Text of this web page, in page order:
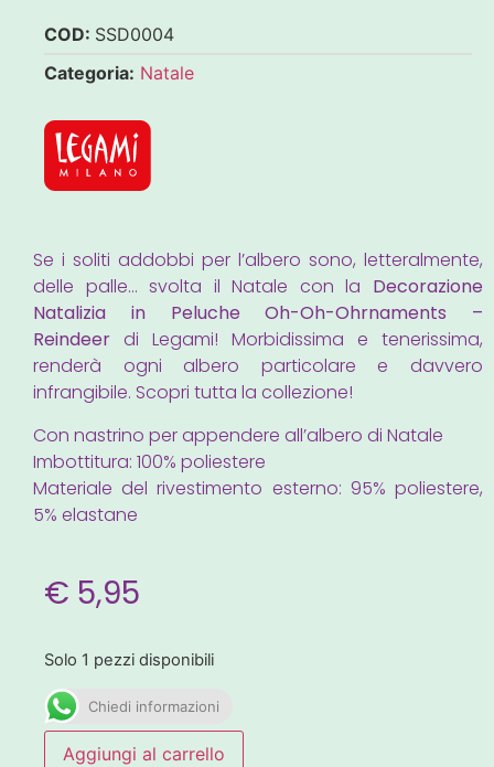
COD: SSD0004
Categoria: Natale
Se i soliti addobbi per l’albero sono, letteralmente,
delle palle… svolta il Natale con la Decorazione
Natalizia in Peluche Oh-Oh-Ohrnaments –
Reindeer di Legami! Morbidissima e tenerissima,
renderà ogni albero particolare e davvero
infrangibile. Scopri tutta la collezione!
Con nastrino per appendere all’albero di Natale
Imbottitura: 100% poliestere
Materiale del rivestimento esterno: 95% poliestere,
5% elastane
€ 5,95
Solo 1 pezzi disponibili
Chiedi informazioni
Aggiungi al carrello